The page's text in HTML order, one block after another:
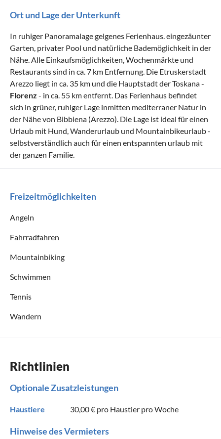
Ort und Lage der Unterkunft
In ruhiger Panoramalage gelgenes Ferienhaus. eingezäunter
Garten, privater Pool und natürliche Bademöglichkeit in der
Nähe. Alle Einkaufsmöglichkeiten, Wochenmärkte und
Restaurants sind in ca. 7 km Entfernung. Die Etruskerstadt
Arezzo liegt in ca. 35 km und die Hauptstadt der Toskana -
Florenz - in ca. 55 km entfernt. Das Ferienhaus befindet
sich in grüner, ruhiger Lage inmitten mediterraner Natur in
der Nähe von Bibbiena (Arezzo). Die Lage ist ideal für einen
Urlaub mit Hund, Wanderurlaub und Mountainbikeurlaub -
selbstverständlich auch für einen entspannten urlaub mit
der ganzen Familie.
Freizeitmöglichkeiten
Angeln
Fahrradfahren
Mountainbiking
Schwimmen
Tennis
Wandern
Richtlinien
Optionale Zusatzleistungen
Haustiere 30,00 € pro Haustier pro Woche
Hinweise des Vermieters